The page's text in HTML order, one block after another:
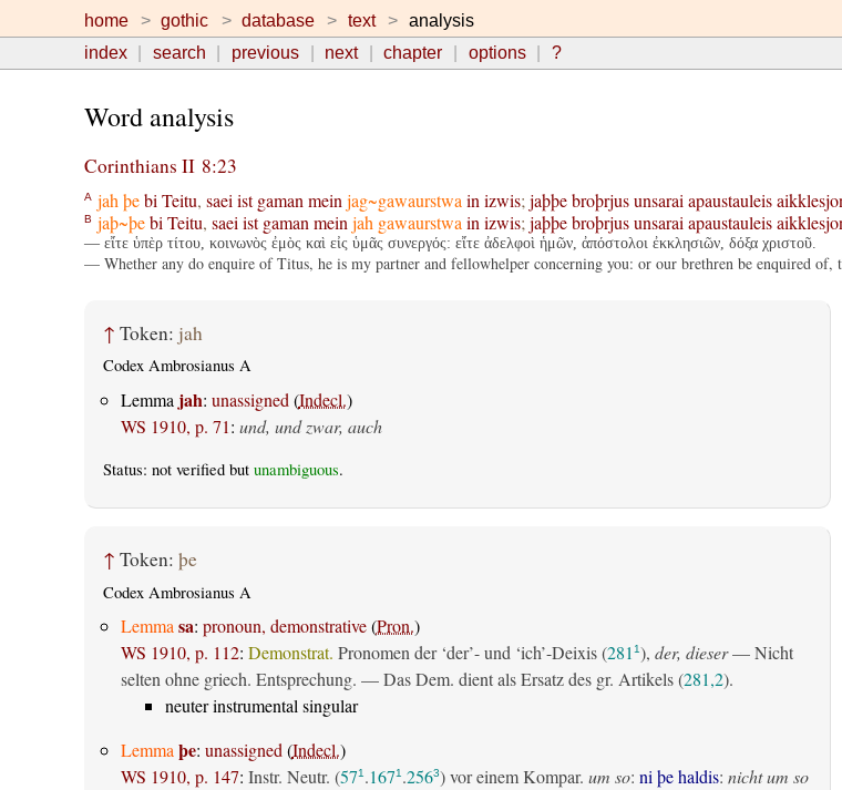
home gothic database text
analysis
index
search previous next chapter options ?
Word analysis
Corinthians II 8:23
A jah þe bi Teitu, saei ist gaman mein jag~gawaurstwa in izwis; jaþþe broþrjus unsarai apaustauleis
B jaþ~þe bi Teitu, saei ist gaman mein jah gawaurstwa in izwis; jaþþe broþrjus unsarai apaustauleis
— εἴτε ὑπὲρ τίτου, κοινωνὸς ἐμὸς καὶ εἰς ὑμᾶς συνεργός: εἴτε ἀδελφοὶ ἡμῶν, ἀπόστολοι ἐκκλησιῶν, δόξα χριστοῦ.
— Whether any do enquire of Titus, he is my partner and fellowhelper concerning you: or our brethren be enquired of,
↑ Token: jah
Codex Ambrosianus A
Lemma jah: unassigned (Indecl.)
WS 1910, p. 71: und, und zwar, auch
Status: not verified but unambiguous.
↑ Token: þe
Codex Ambrosianus A
Lemma sa: pronoun, demonstrative(Pron.)
WS 1910, p. 112: Demonstrat. Pronomen der ‘der’- und ‘ich’-Deixis (281 1), der, dieser— Nicht
selten ohne griech. Entsprechung. — Das Dem. dient als Ersatz des gr. Artikels (281,2).
neuter instrumental singular
Lemma þe: unassigned (Indecl.)
WS 1910, p. 147: Instr. Neutr. (571 .1671 .2563) vor einem Kompar. um so: ni þe haldis: nicht um so